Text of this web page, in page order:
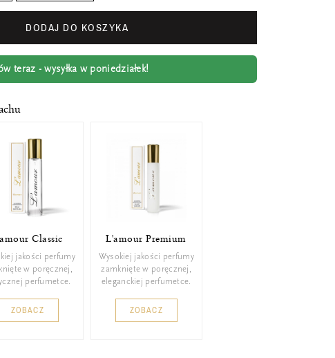
DODAJ DO KOSZYKA
teraz - wysyłka w poniedziałek!
Classic
jakości perfumy
w poręcznej,
perfumetce.
ZOBACZ
L'amour Premium
Wysokiej jakości perfumy
zamknięte w poręcznej,
eleganckiej perfumetce.
ZOBACZ